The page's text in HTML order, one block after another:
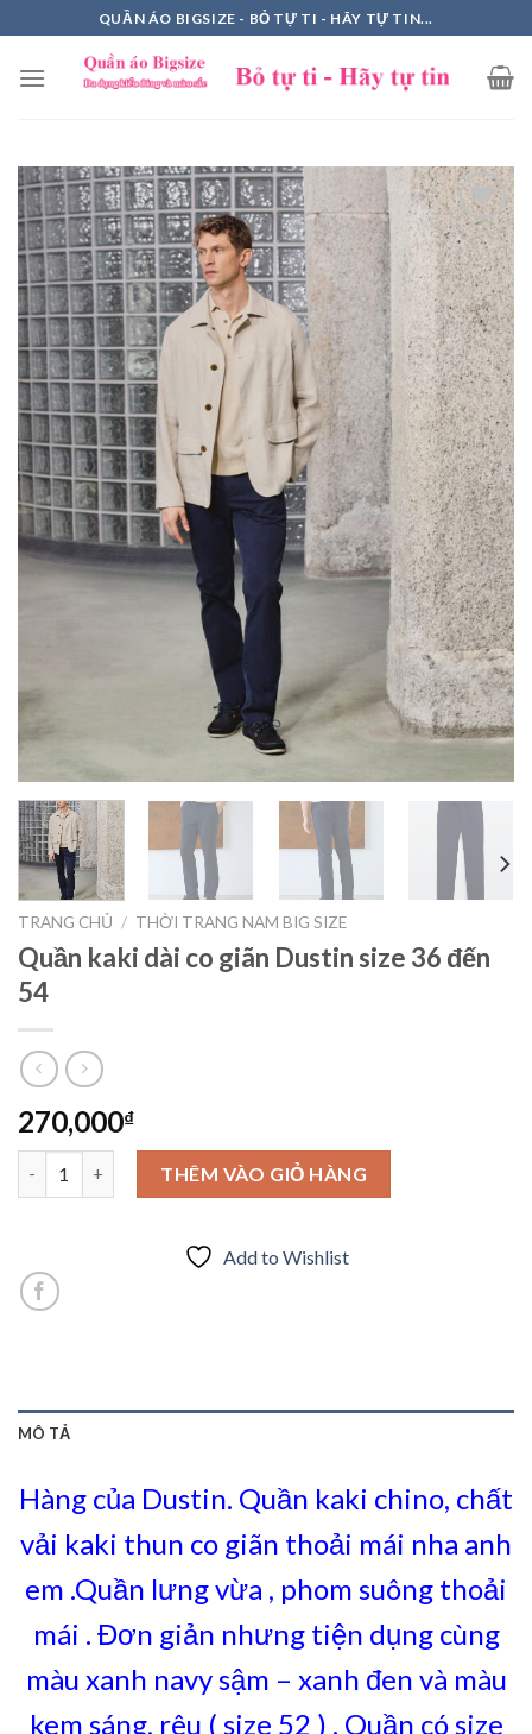
to
content
QUẦN ÁO BIGSIZE - BỎ TỰ TI - HÃY TỰ TIN...
Add to
Wishlist
TRANG CHỦ / THỜI TRANG NAM BIG SIZE
Quần kaki dài co giãn Dustin size 36 đến
54
270,000₫
Quần kaki dài co giãn Dustin size 36 đến 54 số lượng
THÊM VÀO GIỎ HÀNG
Add to Wishlist
MÔ TẢ
Hàng của Dustin. Quần kaki chino, chất
vải kaki thun co giãn thoải mái nha anh
em .Quần lưng vừa , phom suông thoải
mái . Đơn giản nhưng tiện dụng cùng
màu xanh navy sậm – xanh đen và màu
kem sáng, rêu ( size 52 ) . Quần có size